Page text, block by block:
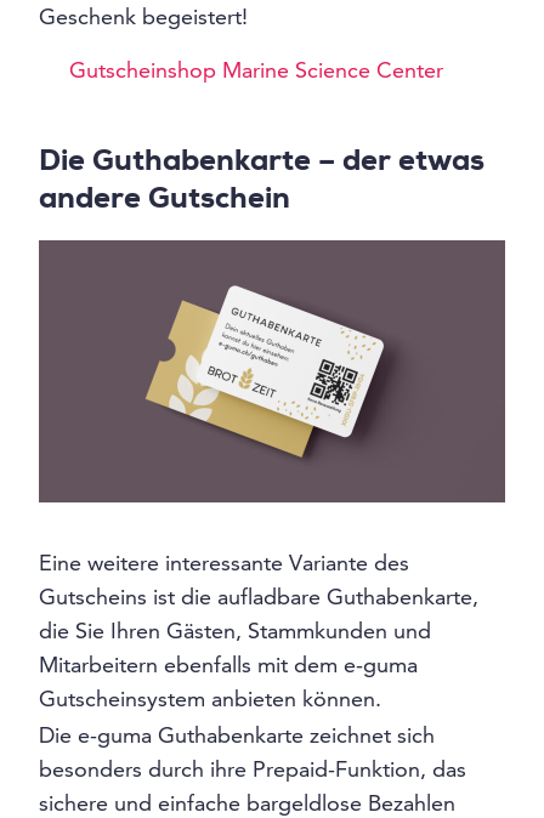
Geschenk begeistert!
Gutscheinshop Marine Science Center
Die Guthabenkarte – der etwas
andere Gutschein
Eine weitere interessante Variante des
Gutscheins ist die aufladbare Guthabenkarte,
die Sie Ihren Gästen, Stammkunden und
Mitarbeitern ebenfalls mit dem e-guma
Gutscheinsystem anbieten können.
Die e-guma Guthabenkarte zeichnet sich
besonders durch ihre Prepaid-Funktion, das
sichere und einfache bargeldlose Bezahlen